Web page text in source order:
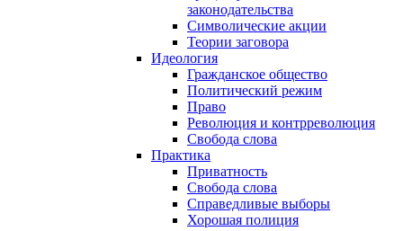
законодательства
Символические акции
Теории заговора
Идеология
Гражданское общество
Политический режим
Право
Революция и контрреволюция
Свобода слова
Практика
Приватность
Свобода слова
Справедливые выборы
Хорошая полиция